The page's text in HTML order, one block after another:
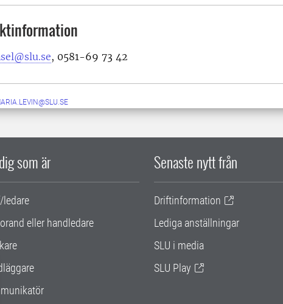
, 0581-69 73 42
som är
ledare
eller handledare
Senaste nytt från
Driftinformation
Lediga anställningar
SLU i media
SLU Play